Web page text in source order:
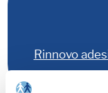
Rinnovo